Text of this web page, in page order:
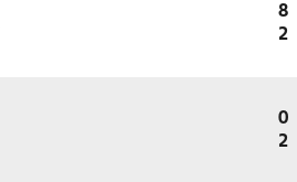
8
2
0
2